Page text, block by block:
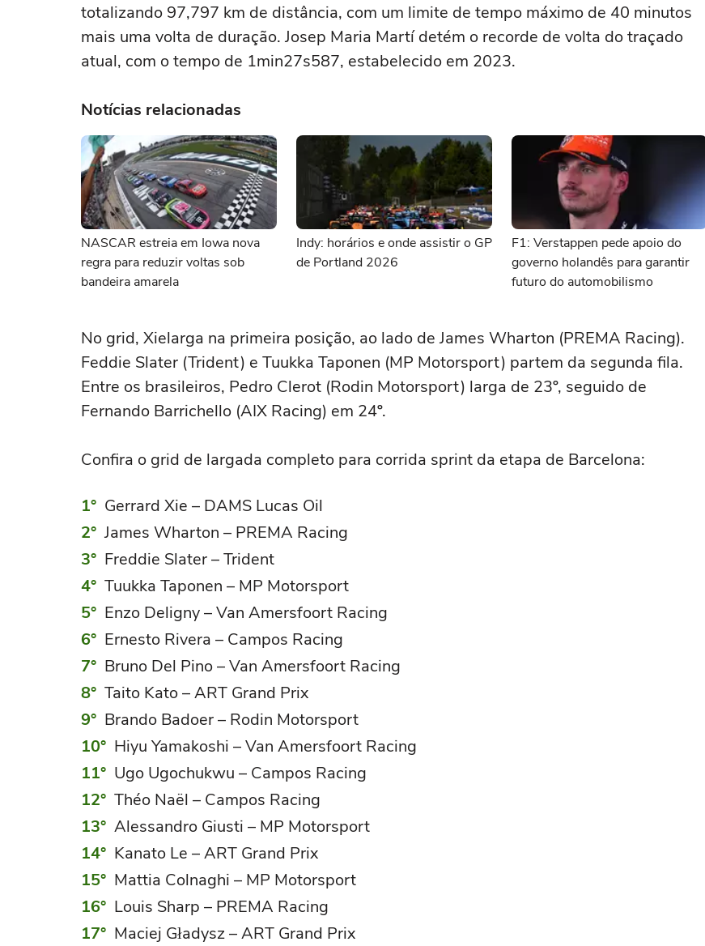
totalizando 97,797 km de distância, com um limite de tempo máximo de 40 minutos
mais uma volta de duração. Josep Maria Martí detém o recorde de volta do traçado
atual, com o tempo de 1min27s587, estabelecido em 2023.
Notícias relacionadas
NASCAR estreia em Iowa nova
regra para reduzir voltas sob
bandeira amarela
Indy: horários e onde assistir o GP
de Portland 2026
F1: Verstappen pede apoio do
governo holandês para garantir
futuro do automobilismo
No grid, Xielarga na primeira posição, ao lado de James Wharton (PREMA Racing).
Feddie Slater (Trident) e Tuukka Taponen (MP Motorsport) partem da segunda fila.
Entre os brasileiros, Pedro Clerot (Rodin Motorsport) larga de 23º, seguido de
Fernando Barrichello (AIX Racing) em 24º.
Confira o grid de largada completo para corrida sprint da etapa de Barcelona:
Gerrard Xie – DAMS Lucas Oil
James Wharton – PREMA Racing
Freddie Slater – Trident
Tuukka Taponen – MP Motorsport
Enzo Deligny – Van Amersfoort Racing
Ernesto Rivera – Campos Racing
Bruno Del Pino – Van Amersfoort Racing
Taito Kato – ART Grand Prix
Brando Badoer – Rodin Motorsport
Hiyu Yamakoshi – Van Amersfoort Racing
Ugo Ugochukwu – Campos Racing
Théo Naël – Campos Racing
Alessandro Giusti – MP Motorsport
Kanato Le – ART Grand Prix
Mattia Colnaghi – MP Motorsport
Louis Sharp – PREMA Racing
Maciej Gładysz – ART Grand Prix